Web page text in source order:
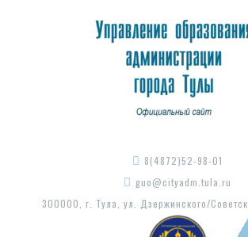
8(4872)52-98-01
guo@cityadm.tula.ru
300000, г. Тула, ул. Дзержинского/